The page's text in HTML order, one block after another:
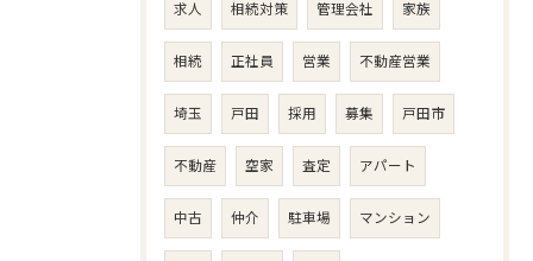
求人 相続対策 管理会社 家族
相続 正社員 営業 不動産営業
埼玉 戸田 採用 募集 戸田市
不動産 空家 査定 アパート
中古 仲介 駐車場 マンション